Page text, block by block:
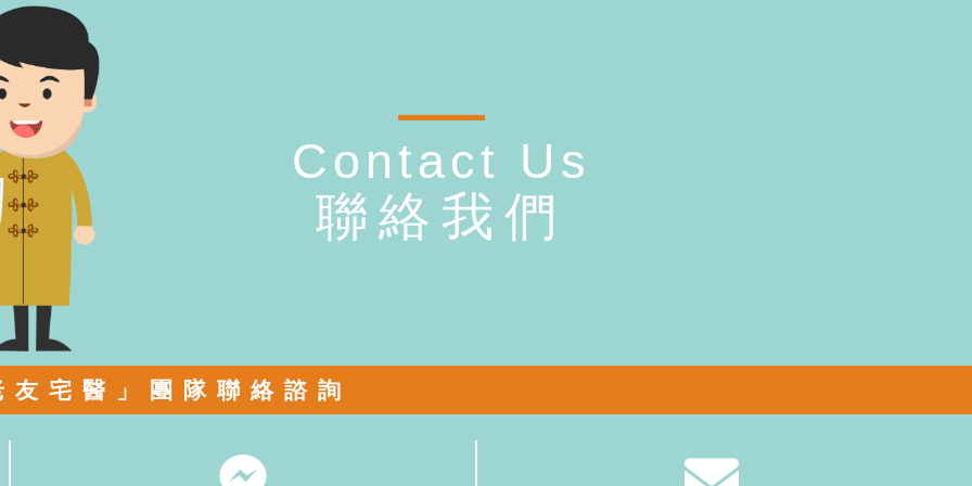
Contact Us
聯絡我們
友宅醫」團隊聯絡諮詢